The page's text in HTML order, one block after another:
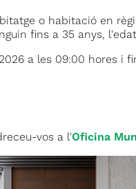
o habitació en
fins a 35 anys,
a les 09:00 hores i
vos a l'Oficina